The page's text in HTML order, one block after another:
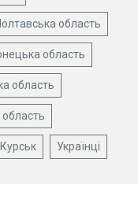
область
область
область
область
Курськ Українці